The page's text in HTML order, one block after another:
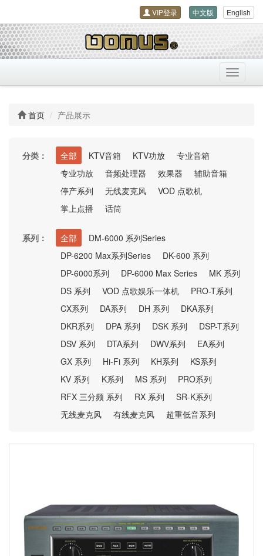
VIP登录 中文版 English
导
航
首页 产品展示
分类： 全部 KTV音箱 KTV功放
专业音箱
专业功放
音频处理器 效果器
辅助音箱
停产系列
无线麦克风
VOD 点歌机
掌上点播
话筒
系列： 全部
DM-6000 系列Series
DP-6200 Max系列Series
DK-600 系列
DP-6000系列
DP-6000 Max Series
MK 系列
DS 系列
VOD 点歌娱乐一体机
PRO-T系列
CX系列
DA系列 DH 系列
DKA系列
DKR系列
DPA 系列 DSK 系列
DSP-T系列
DSV 系列
DTA系列 DWV系列
EA系列
GX 系列
Hi-Fi 系列 KH系列
KS系列
KV 系列
K系列 MS 系列
PRO系列
RFX 三分频 系列
RX 系列
SR-K系列
无线麦克风
有线麦克风 超重低音系列